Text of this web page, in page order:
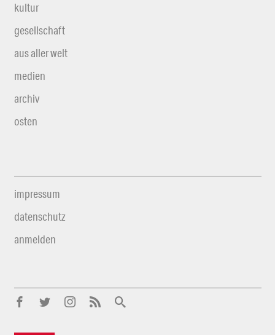
kultur
gesellschaft
aus aller welt
medien
archiv
osten
impressum
datenschutz
anmelden